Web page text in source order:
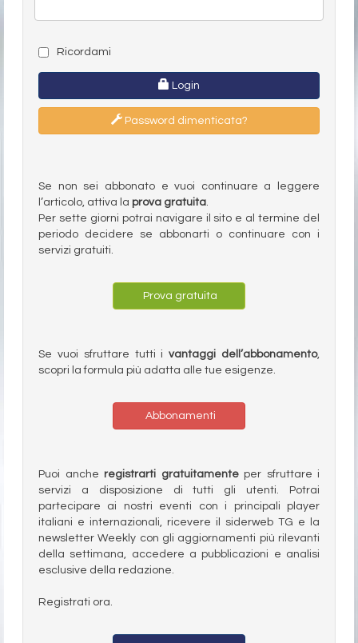
Ricordami
Login
Password dimenticata?
Se non sei abbonato e vuoi continuare a leggere
l’articolo, attiva la prova gratuita.
Per sette giorni potrai navigare il sito e al termine del
periodo decidere se abbonarti o continuare con i
servizi gratuiti.
Prova gratuita
Se vuoi sfruttare tutti ivantaggi dell’abbonamento,
scopri la formula più adatta alle tue esigenze.
Abbonamenti
Puoi anche registrarti gratuitamenteper sfruttare i
servizi a disposizione di tutti gli utenti. Potrai
partecipare ai nostri eventi con i principali player
italiani e internazionali, ricevere il siderweb TG e la
newsletter Weekly con gli aggiornamenti più rilevanti
della settimana, accedere a pubblicazioni e analisi
esclusive della redazione.
Registrati ora.